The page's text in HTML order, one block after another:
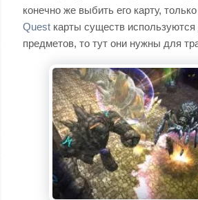
конечно же выбить его карту,
Quest карты существ
предметов, то тут они нужны для